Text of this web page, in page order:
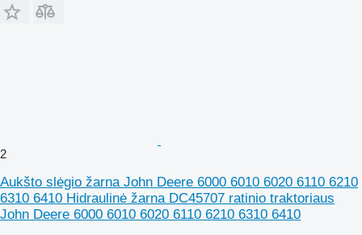
2
Aukšto slėgio žarna John Deere 6000 6010 6020 6110 6210
6310 6410 Hidraulinė žarna DC45707 ratinio traktoriaus
John Deere 6000 6010 6020 6110 6210 6310 6410